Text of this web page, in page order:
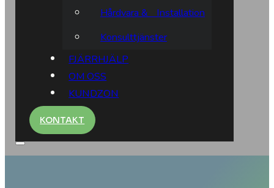
Hårdvara & Installation
Konsulttjänster
FJÄRRHJÄLP
OM OSS
KUNDZON
KONTAKT